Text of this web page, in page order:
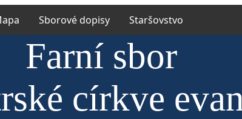
Sborové dopisy Staršovstvo
Farní sbor
církve